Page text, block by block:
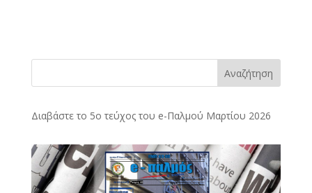
Αναζήτηση
Διαβάστε το 5ο τεύχος του e-Παλμού Μαρτίου 2026